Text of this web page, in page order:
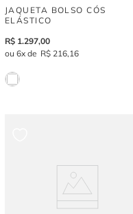
JAQUETA BOLSO CÓS
ELÁSTICO
R$ 1.297,00
6
R$ 216,16